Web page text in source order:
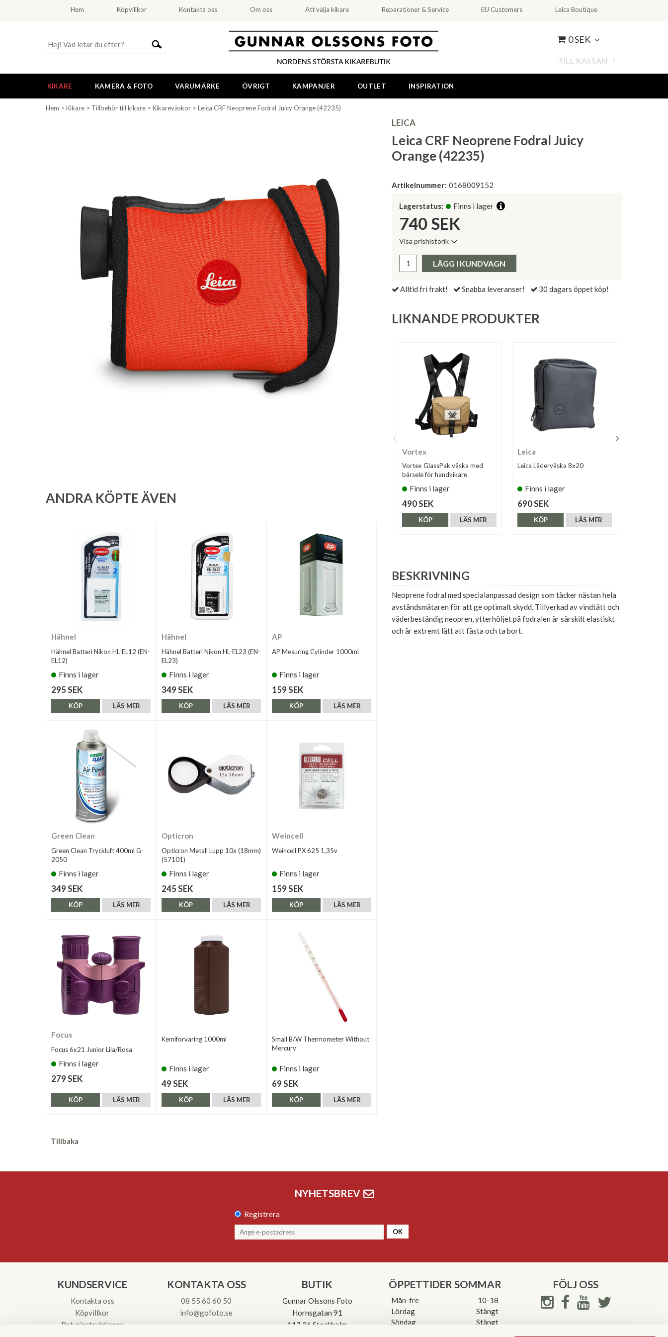
Hem Köpvillkor Kontakta oss Om oss Att välja kikare Reparationer & Service EU Customers Leica Boutique
0 SEK
TILL KASSAN
KIKARE KAMERA & FOTO VARUMÄRKE ÖVRIGT KAMPANJER OUTLET INSPIRATION
Hem > Kikare > Tillbehör till kikare > Kikareväskor > Leica CRF Neoprene Fodral Juicy Orange (42235)
LEICA
Leica CRF Neoprene Fodral Juicy
Orange (42235)
Artikelnummer: 0168009152
Lagerstatus: Finns i lager
740 SEK
Visa prishistorik
Pris:
LÄGG I KUNDVAGN
Alltid fri frakt! Snabba leveranser! 30 dagars öppet köp!
LIKNANDE PRODUKTER
Vortex
Vortex GlassPak väska med
bärsele för handkikare
Finns i lager
490 SEK
LÄS MER
KÖP
Leica
Leica Läderväska 8x20
Finns i lager
690 SEK
LÄS MER
KÖP
BESKRIVNING
Neoprene fodral med specialanpassad design som täcker nästan hela
avståndsmätaren för att ge optimalt skydd. Tillverkad av vindtätt och
väderbeständig neopren, ytterhöljet på fodralen är särskilt elastiskt
och är extremt lätt att fästa och ta bort.
ANDRA KÖPTE ÄVEN
Hähnel
Hähnel Batteri Nikon HL-EL12 (EN-
EL12)
Finns i lager
295 SEK
LÄS MER
KÖP
Hähnel
Hähnel Batteri Nikon HL-EL23 (EN-
EL23)
Finns i lager
349 SEK
LÄS MER
KÖP
AP
AP Mesuring Cylinder 1000ml
Finns i lager
159 SEK
LÄS MER
KÖP
Green Clean
Green Clean Tryckluft 400ml G-
2050
Finns i lager
349 SEK
LÄS MER
KÖP
Opticron
Opticron Metall Lupp 10x (18mm)
(57101)
Finns i lager
245 SEK
LÄS MER
KÖP
Weincell
Weincell PX 625 1,35v
Finns i lager
159 SEK
LÄS MER
KÖP
Focus
Focus 6x21 Junior Lila/Rosa
Finns i lager
279 SEK
LÄS MER
KÖP
Kemiförvaring 1000ml
Finns i lager
49 SEK
LÄS MER
KÖP
Small B/W Thermometer Without
Mercury
Finns i lager
69 SEK
LÄS MER
KÖP
Tillbaka
NYHETSBREV
Registrera
OK
KUNDSERVICE
Kontakta oss
Köpvillkor
Returinstruktioner
KONTAKTA OSS
08 55 60 60 50
info@gofoto.se
BUTIK
Gunnar Olssons Foto
Hornsgatan 91
117 26 Stockholm
ÖPPETTIDER SOMMAR
Mån-fre
10-18
Lördag
Stängt
Söndag
Stängt
FÖLJ OSS